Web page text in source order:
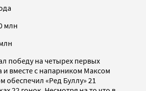
млн
победу на четырех первых
и вместе с напарником Максом
обеспечил «Ред Буллу» 21